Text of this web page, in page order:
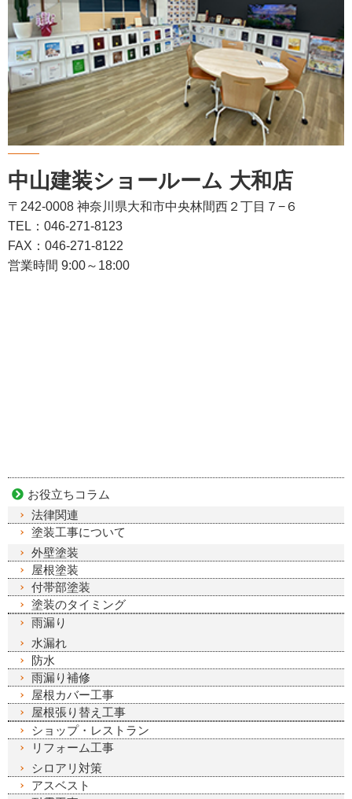
中山建装ショールーム 大和店
〒242-0008 神奈川県大和市中央林間西２丁目７−６
TEL：046-271-8123
FAX：046-271-8122
営業時間 9:00～18:00
お役立ちコラム
法律関連
塗装工事について
外壁塗装
屋根塗装
付帯部塗装
塗装のタイミング
雨漏り
水漏れ
防水
雨漏り補修
屋根カバー工事
屋根張り替え工事
ショップ・レストラン
リフォーム工事
シロアリ対策
アスベスト